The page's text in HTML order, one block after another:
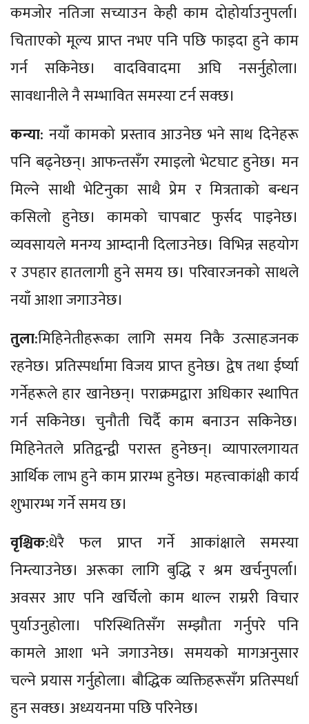
कमजोर नतिजा सच्याउन केही काम दोहोर्याउनुपर्ला।
चिताएको मूल्य प्राप्त नभए पनि पछि फाइदा हुने काम
गर्न सकिनेछ। वादविवादमा अघि नसर्नुहोला।
सावधानीले नै सम्भावित समस्या टर्न सक्छ।
कन्या: नयाँ कामको प्रस्ताव आउनेछ भने साथ दिनेहरू
पनि बढ्नेछन्। आफन्तसँग रमाइलो भेटघाट हुनेछ। मन
मिल्ने साथी भेटिनुका साथै प्रेम र मित्रताको बन्धन
कसिलो हुनेछ। कामको चापबाट फुर्सद पाइनेछ।
व्यवसायले मनग्य आम्दानी दिलाउनेछ। विभिन्न सहयोग
र उपहार हातलागी हुने समय छ। परिवारजनको साथले
नयाँ आशा जगाउनेछ।
तुला:मिहिनेतीहरूका लागि समय निकै उत्साहजनक
रहनेछ। प्रतिस्पर्धामा विजय प्राप्त हुनेछ। द्वेष तथा ईर्ष्या
गर्नेहरूले हार खानेछन्। पराक्रमद्वारा अधिकार स्थापित
गर्न सकिनेछ। चुनौती चिर्दै काम बनाउन सकिनेछ।
मिहिनेतले प्रतिद्वन्द्वी परास्त हुनेछन्। व्यापारलगायत
आर्थिक लाभ हुने काम प्रारम्भ हुनेछ। महत्त्वाकांक्षी कार्य
शुभारम्भ गर्ने समय छ।
वृश्चिक:धेरै फल प्राप्त गर्ने आकांक्षाले समस्या
निम्त्याउनेछ। अरूका लागि बुद्धि र श्रम खर्चनुपर्ला।
अवसर आए पनि खर्चिलो काम थाल्न राम्ररी विचार
पुर्याउनुहोला। परिस्थितिसँग सम्झौता गर्नुपरे पनि
कामले आशा भने जगाउनेछ। समयको मागअनुसार
चल्ने प्रयास गर्नुहोला। बौद्धिक व्यक्तिहरूसँग प्रतिस्पर्धा
हुन सक्छ। अध्ययनमा पछि परिनेछ।